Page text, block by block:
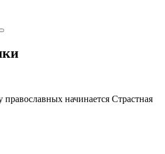
православных начинается Страстная